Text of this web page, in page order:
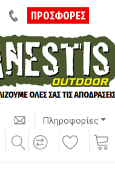
ΠΡΟΣΦΟΡΕΣ
Πληροφορίες